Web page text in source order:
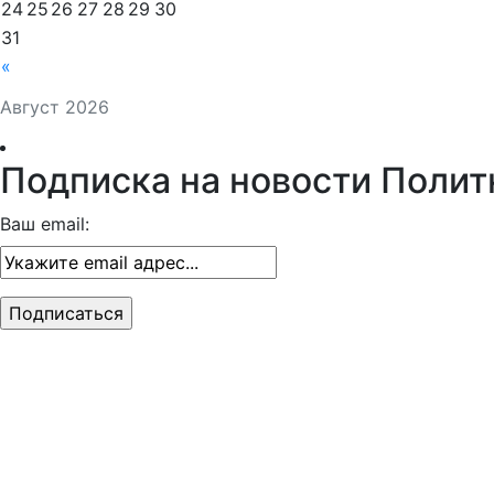
Август 2026
«
24 25 26 27 28 29 30
31
Подписка на новости
Ваш email: